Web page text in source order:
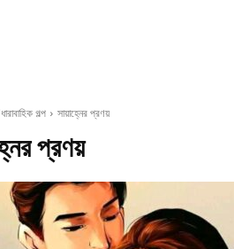
গল্প সায়াহ্নের প্রণয়
প্রণয়